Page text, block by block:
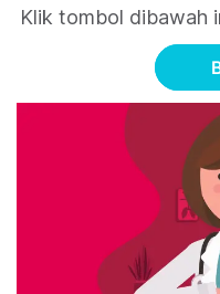
Klik tombol dibawah